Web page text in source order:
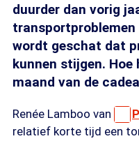
duurder dan vorig
wordt geschat dat
kunnen stijgen. Hoe
maand van de
Renée Lamboo van
relatief korte tijd een